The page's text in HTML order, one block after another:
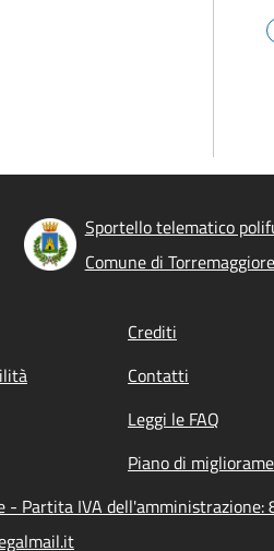
Sportello telematico
Comune di Torremaggiore
Crediti
Contatti
Leggi le FAQ
Piano di
- Partita IVA dell'amministrazione: